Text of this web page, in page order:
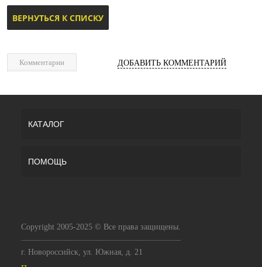
ВЕРНУТЬСЯ К СПИСКУ
Комментарии ДОБАВИТЬ КОММЕНТАРИЙ
КАТАЛОГ
ПОМОЩЬ
Copyright 2005-2025 © Все права защищены.
г. Новороссийск, ул. Южная, д. 21